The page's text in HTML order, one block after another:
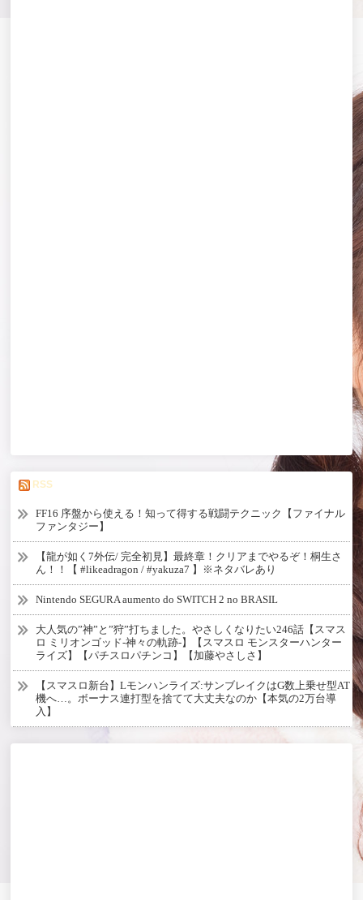
RSS
FF16 序盤から使える！知って得する戦闘テクニック【ファイナル
ファンタジー】
【龍が如く7外伝/ 完全初見】最終章！クリアまでやるぞ！桐生さ
ん！！【 #likeadragon / #yakuza7 】※ネタバレあり
Nintendo SEGURA aumento do SWITCH 2 no BRASIL
大人気の”神”と”狩”打ちました。やさしくなりたい246話【スマス
ロ ミリオンゴッド-神々の軌跡-】【スマスロ モンスターハンター
ライズ】【パチスロパチンコ】【加藤やさしさ】
【スマスロ新台】Lモンハンライズ:サンブレイクはG数上乗せ型AT
機へ…。ボーナス連打型を捨てて大丈夫なのか【本気の2万台導
入】